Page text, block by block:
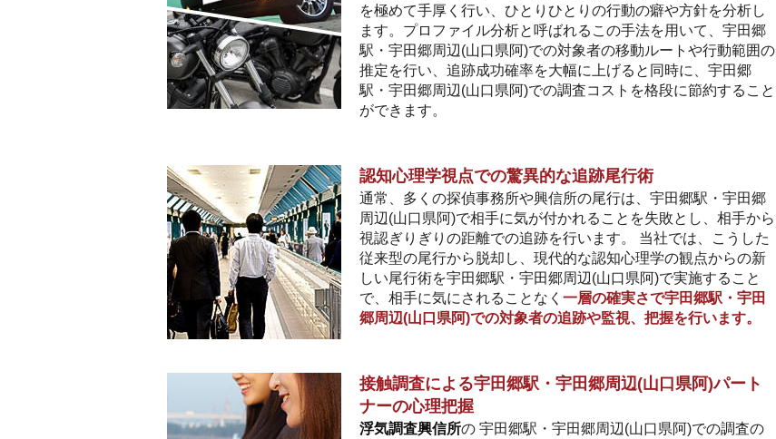
を極めて手厚く行い、ひとりひとりの行動の癖や方針を分析し
ます。プロファイル分析と呼ばれるこの手法を用いて、宇田郷
駅・宇田郷周辺(山口県阿)での対象者の移動ルートや行動範囲の
推定を行い、追跡成功確率を大幅に上げると同時に、宇田郷
駅・宇田郷周辺(山口県阿)での調査コストを格段に節約すること
ができます。
認知心理学視点での驚異的な追跡尾行術
通常、多くの探偵事務所や興信所の尾行は、宇田郷駅・宇田郷
周辺(山口県阿)で相手に気が付かれることを失敗とし、相手から
視認ぎりぎりの距離での追跡を行います。 当社では、こうした
従来型の尾行から脱却し、現代的な認知心理学の観点からの新
しい尾行術を宇田郷駅・宇田郷周辺(山口県阿)で実施すること
で、相手に気にされることなく 一層の確実さで宇田郷駅・宇田
郷周辺(山口県阿)での対象者の追跡や監視、把握を行います。
接触調査による宇田郷駅・宇田郷周辺(山口県阿)パート
ナーの心理把握
浮気調査興信所の 宇田郷駅・宇田郷周辺(山口県阿)での調査の